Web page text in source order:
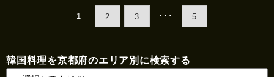
1 2 3 ･･･ 5
韓国料理を京都府のエリア別に検索する